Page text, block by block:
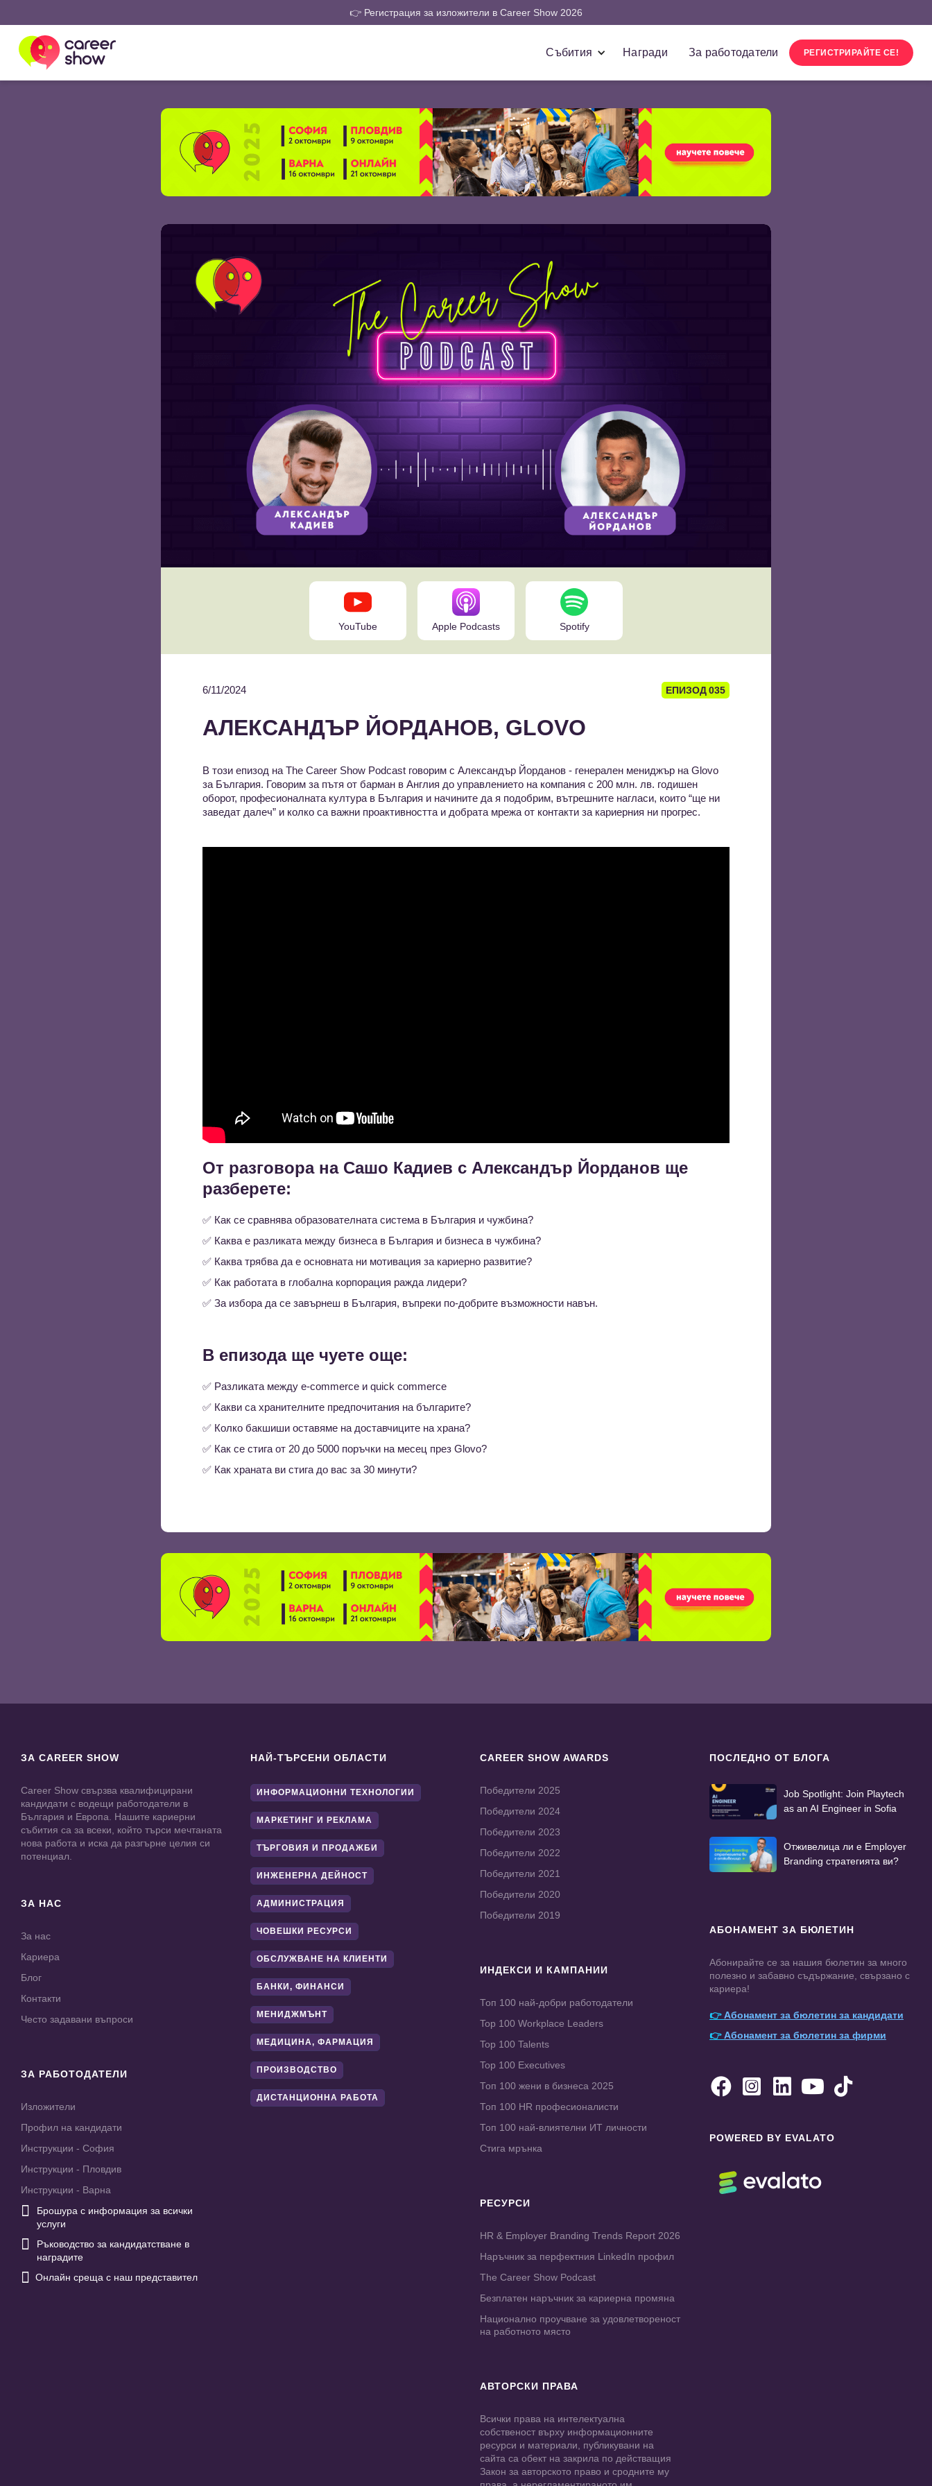
👉 Регистрация за изложители в Career Show 2026
Събития Награди За работодатели РЕГИСТРИРАЙТЕ СЕ!
YouTube Apple Podcasts Spotify
6/11/2024 ЕПИЗОД035
АЛЕКСАНДЪР ЙОРДАНОВ, GLOVO
В този епизод на The Career Show Podcast говорим с Александър Йорданов - генерален мениджър на Glovo
за България. Говорим за пътя от барман в Англия до управлението на компания с 200 млн. лв. годишен
оборот, професионалната култура в България и начините да я подобрим, вътрешните нагласи, които “ще ни
заведат далеч” и колко са важни проактивността и добрата мрежа от контакти за кариерния ни прогрес.
От разговора на Сашо Кадиев с Александър Йорданов ще
разберете:
✅ Как се сравнява образователната система в България и чужбина?
✅ Каква е разликата между бизнеса в България и бизнеса в чужбина?
✅ Каква трябва да е основната ни мотивация за кариерно развитие?
✅ Как работата в глобална корпорация ражда лидери?
✅ За избора да се завърнеш в България, въпреки по-добрите възможности навън.
В епизода ще чуете още:
✅ Разликата между e-commerce и quick commerce
✅ Какви са хранителните предпочитания на българите?
✅ Колко бакшиши оставяме на доставчиците на храна?
✅ Как се стига от 20 до 5000 поръчки на месец през Glovo?
✅ Как храната ви стига до вас за 30 минути?
ЗА CAREER SHOW
Career Show свързва квалифицирани
кандидати с водещи работодатели в
България и Европа. Нашите кариерни
събития са за всеки, който търси мечтаната
нова работа и иска да разгърне целия си
потенциал.
ЗА НАС
За нас
Кариера
Блог
Контакти
Често задавани въпроси
ЗА РАБОТОДАТЕЛИ
Изложители
Профил на кандидати
Инструкции - София
Инструкции - Пловдив
Инструкции - Варна

Брошура с информация за всички
услуги

Ръководство за кандидатстване в
наградите
 Онлайн среща с наш представител
НАЙ-ТЪРСЕНИ ОБЛАСТИ
ИНФОРМАЦИОННИ ТЕХНОЛОГИИ
МАРКЕТИНГ И РЕКЛАМА
ТЪРГОВИЯ И ПРОДАЖБИ
ИНЖЕНЕРНА ДЕЙНОСТ
АДМИНИСТРАЦИЯ
ЧОВЕШКИ РЕСУРСИ
ОБСЛУЖВАНЕ НА КЛИЕНТИ
БАНКИ, ФИНАНСИ
МЕНИДЖМЪНТ
МЕДИЦИНА, ФАРМАЦИЯ
ПРОИЗВОДСТВО
ДИСТАНЦИОННА РАБОТА
CAREER SHOW AWARDS
Победители 2025
Победители 2024
Победители 2023
Победители 2022
Победители 2021
Победители 2020
Победители 2019
ИНДЕКСИ И КАМПАНИИ
Топ 100 най-добри работодатели
Top 100 Workplace Leaders
Top 100 Talents
Top 100 Executives
Топ 100 жени в бизнеса 2025
Топ 100 HR професионалисти
Топ 100 най-влиятелни ИТ личности
Стига мрънка
РЕСУРСИ
HR & Employer Branding Trends Report 2026
Наръчник за перфектния LinkedIn профил
The Career Show Podcast
Безплатен наръчник за кариерна промяна
Национално проучване за удовлетвореност
на работното място
АВТОРСКИ ПРАВА
Всички права на интелектуална
собственост върху информационните
ресурси и материали, публикувани на
сайта са обект на закрила по действащия
Закон за авторското право и сродните му
ПОСЛЕДНО ОТ БЛОГА
Job Spotlight: Join Playtech
as an AI Engineer in Sofia
Отживелица ли е Employer
Branding стратегията ви?
АБОНАМЕНТ ЗА БЮЛЕТИН
Абонирайте се за нашия бюлетин за много
полезно и забавно съдържание, свързано с
кариера!
👉Абонамент за бюлетин за кандидати
👉Абонамент за бюлетин за фирми
    
POWERED BY EVALATO